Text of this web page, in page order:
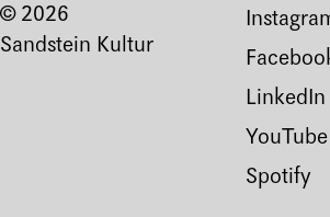
© 2026
Sandstein Kultur
LinkedIn
YouTube
Spotify